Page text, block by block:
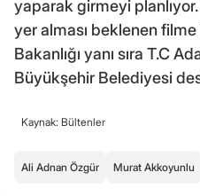
yaparak girmeyi
yer alması beklenen
Bakanlığı yanı sıra T.C
Büyükşehir Belediyesi
Kaynak: Bültenler
Ali Adnan Özgür Murat Akkoyunlu